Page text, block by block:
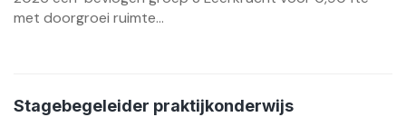
met doorgroei ruimte...
Stagebegeleider praktijkonderwijs